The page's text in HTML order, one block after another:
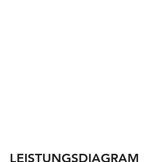
LEISTUNGSDIAGRAM